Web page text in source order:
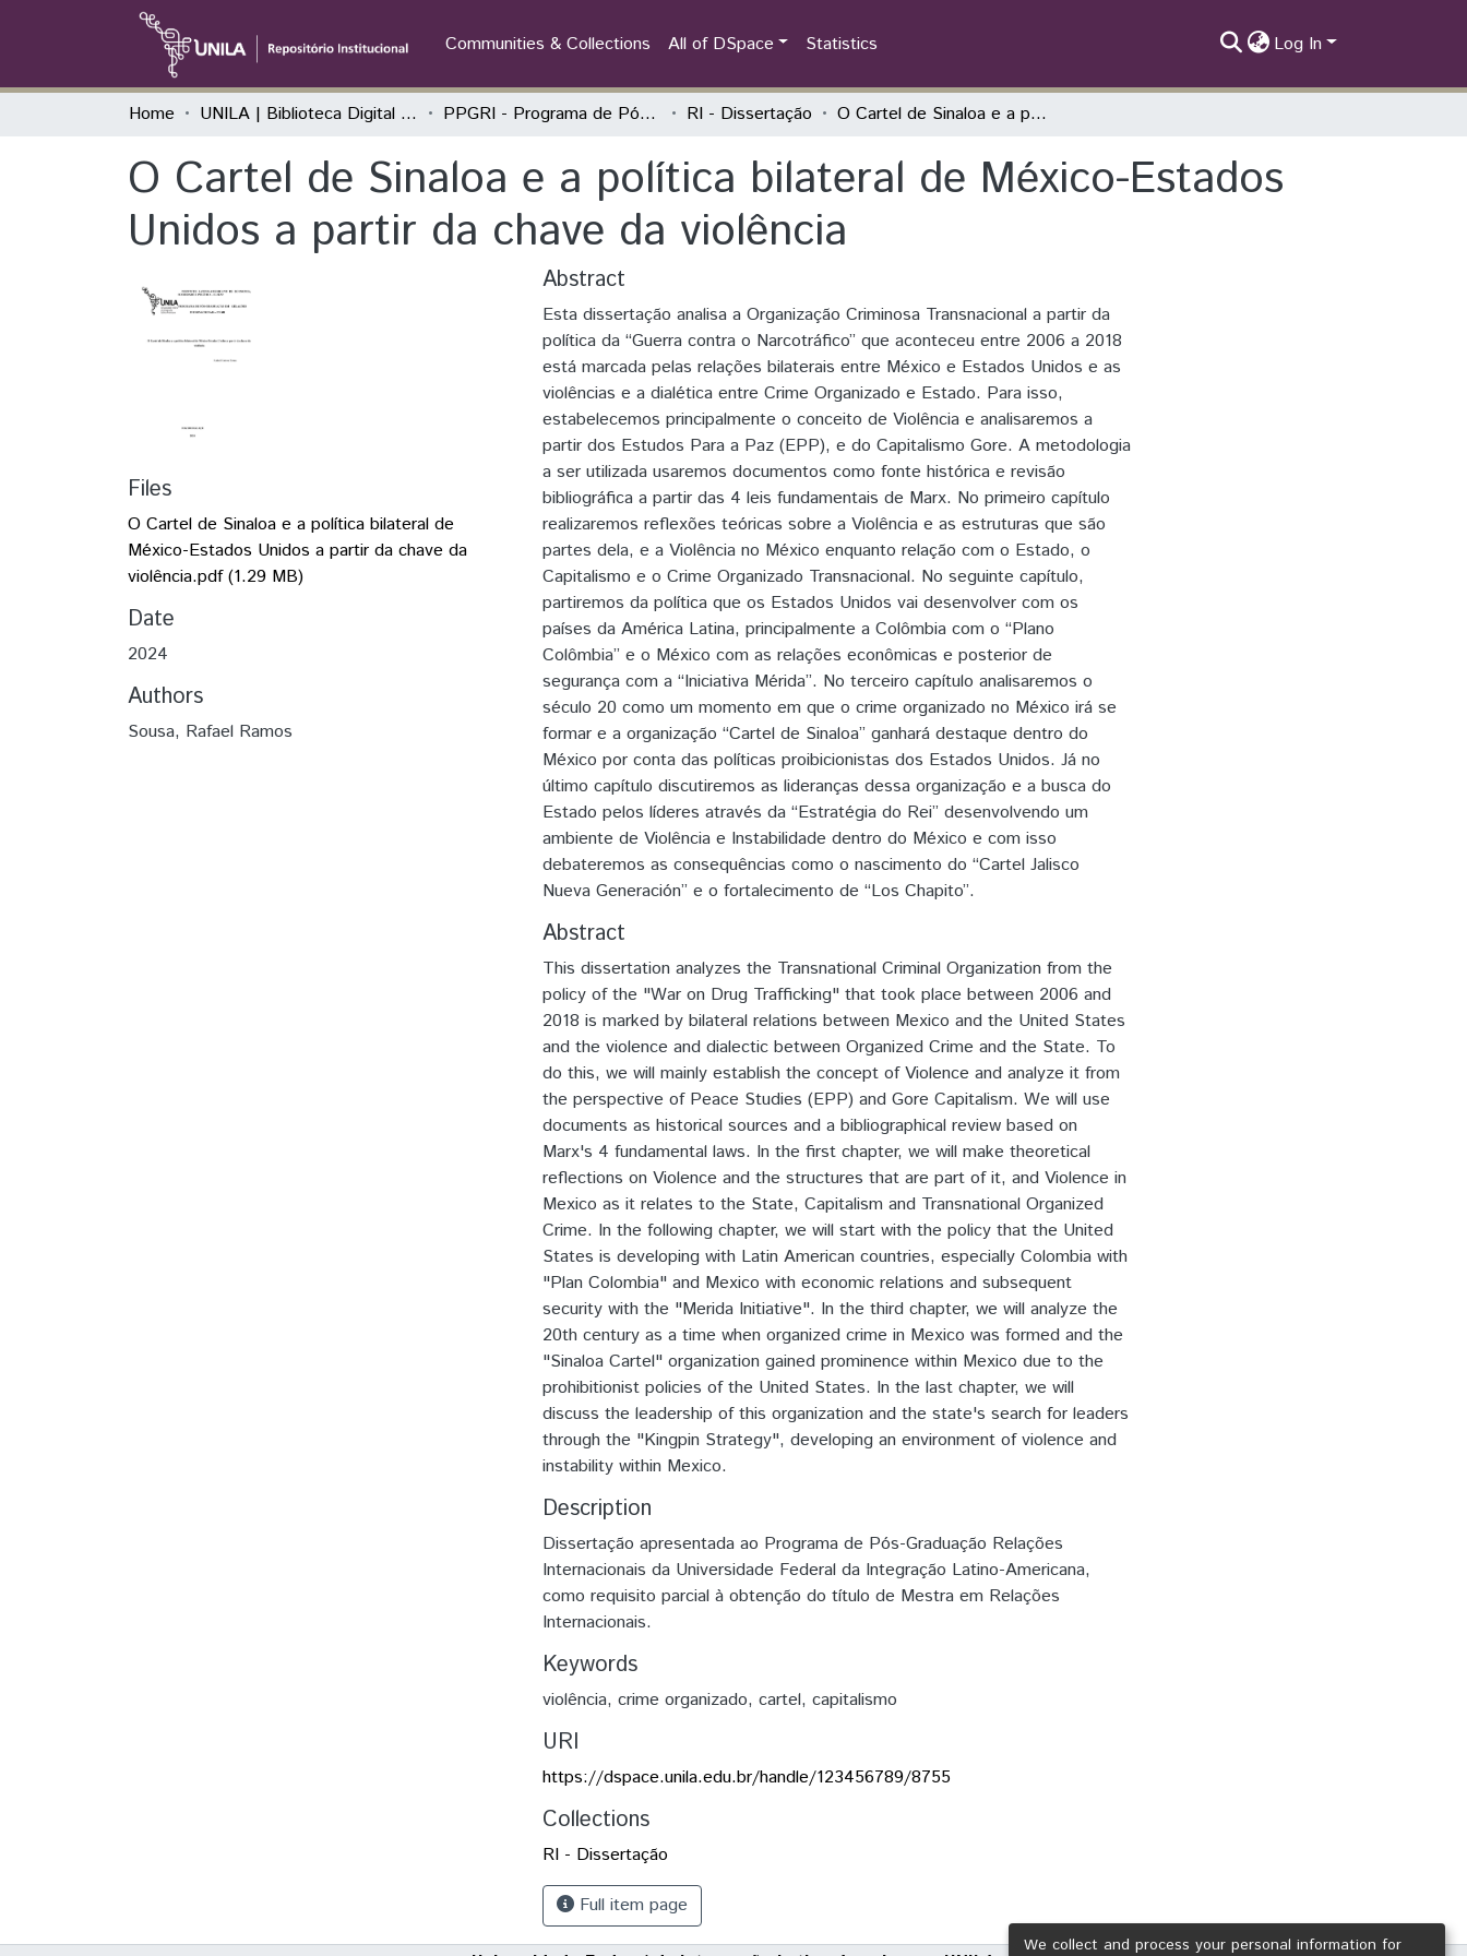
Communities & Collections All of DSpace Statistics Log In
Home UNILA | Biblioteca Digital de Dissertações e Teses PPGRI - Programa de Pós-Graduação em Relações Internacionais RI - Dissertação O Cartel de Sinaloa e a política bilateral de México-Estados Unidos a partir da chave da violência
O Cartel de Sinaloa e a política bilateral de México-Estados
Unidos a partir da chave da violência
Files
O Cartel de Sinaloa e a política bilateral de
México-Estados Unidos a partir da chave da
violência.pdf(1.29 MB)
Date
2024
Authors
Sousa, Rafael Ramos
Abstract
Esta dissertação analisa a Organização Criminosa Transnacional a partir da
política da “Guerra contra o Narcotráfico” que aconteceu entre 2006 a 2018
está marcada pelas relações bilaterais entre México e Estados Unidos e as
violências e a dialética entre Crime Organizado e Estado. Para isso,
estabelecemos principalmente o conceito de Violência e analisaremos a
partir dos Estudos Para a Paz (EPP), e do Capitalismo Gore. A metodologia
a ser utilizada usaremos documentos como fonte histórica e revisão
bibliográfica a partir das 4 leis fundamentais de Marx. No primeiro capítulo
realizaremos reflexões teóricas sobre a Violência e as estruturas que são
partes dela, e a Violência no México enquanto relação com o Estado, o
Capitalismo e o Crime Organizado Transnacional. No seguinte capítulo,
partiremos da política que os Estados Unidos vai desenvolver com os
países da América Latina, principalmente a Colômbia com o “Plano
Colômbia” e o México com as relações econômicas e posterior de
segurança com a “Iniciativa Mérida”. No terceiro capítulo analisaremos o
século 20 como um momento em que o crime organizado no México irá se
formar e a organização “Cartel de Sinaloa” ganhará destaque dentro do
México por conta das políticas proibicionistas dos Estados Unidos. Já no
último capítulo discutiremos as lideranças dessa organização e a busca do
Estado pelos líderes através da “Estratégia do Rei” desenvolvendo um
ambiente de Violência e Instabilidade dentro do México e com isso
debateremos as consequências como o nascimento do “Cartel Jalisco
Nueva Generación” e o fortalecimento de “Los Chapito”.
Abstract
This dissertation analyzes the Transnational Criminal Organization from the
policy of the "War on Drug Trafficking" that took place between 2006 and
2018 is marked by bilateral relations between Mexico and the United States
and the violence and dialectic between Organized Crime and the State. To
do this, we will mainly establish the concept of Violence and analyze it from
the perspective of Peace Studies (EPP) and Gore Capitalism. We will use
documents as historical sources and a bibliographical review based on
Marx's 4 fundamental laws. In the first chapter, we will make theoretical
reflections on Violence and the structures that are part of it, and Violence in
Mexico as it relates to the State, Capitalism and Transnational Organized
Crime. In the following chapter, we will start with the policy that the United
States is developing with Latin American countries, especially Colombia with
"Plan Colombia" and Mexico with economic relations and subsequent
security with the "Merida Initiative". In the third chapter, we will analyze the
20th century as a time when organized crime in Mexico was formed and the
"Sinaloa Cartel" organization gained prominence within Mexico due to the
prohibitionist policies of the United States. In the last chapter, we will
discuss the leadership of this organization and the state's search for leaders
through the "Kingpin Strategy", developing an environment of violence and
instability within Mexico.
Description
Dissertação apresentada ao Programa de Pós-Graduação Relações
Internacionais da Universidade Federal da Integração Latino-Americana,
como requisito parcial à obtenção do título de Mestra em Relações
Internacionais.
Keywords
violência, crime organizado, cartel, capitalismo
URI
https://dspace.unila.edu.br/handle/123456789/8755
Collections
RI - Dissertação
Full item page
We collect and process your personal information for